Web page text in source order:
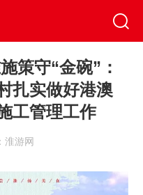
策守“金碗”：
扎实做好港澳
工管理工作
淮游网